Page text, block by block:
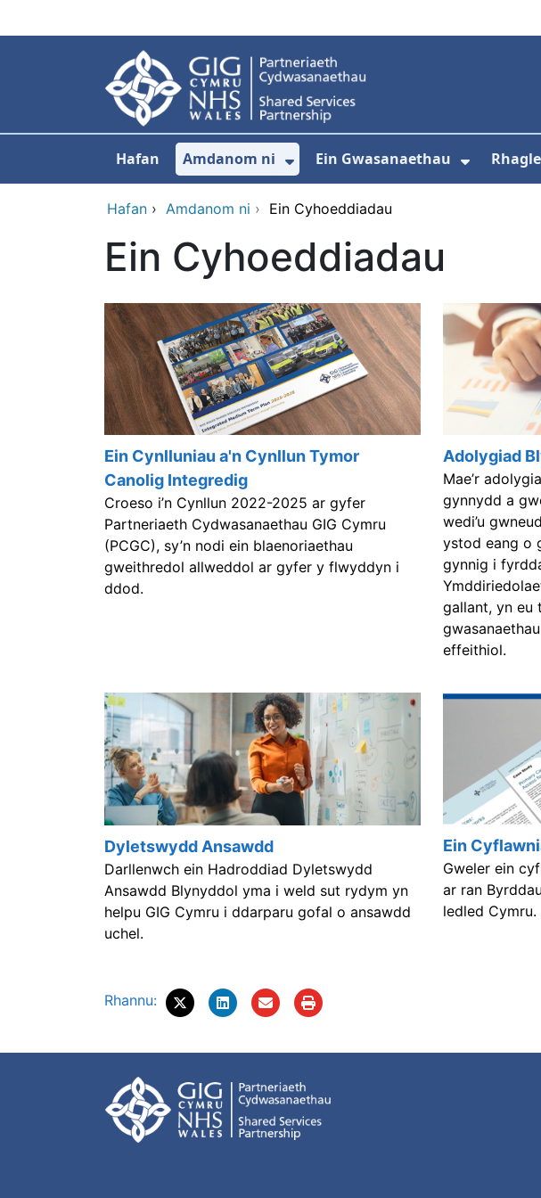
Hafan Amdanom ni
Dangos isddewislen ar gyfer
Ein Gwasanaethau
Hafan › Amdanom ni › Ein Cyhoeddiadau
Ein Cyhoeddiadau
Ein Cynlluniau a'n Cynllun Tymor
Canolig Integredig
Croeso i’n Cynllun 2022-2025 ar gyfer
Partneriaeth Cydwasanaethau GIG Cymru
(PCGC), sy’n nodi ein blaenoriaethau
gweithredol allweddol ar gyfer y flwyddyn i
ddod.
Adolygiad
Mae’r
gynnydd a
wedi’u
ystod eang o
gynnig i
gallant, yn eu
effeithiol.
Dyletswydd Ansawdd
Darllenwch ein Hadroddiad Dyletswydd
Ansawdd Blynyddol yma i weld sut rydym yn
helpu GIG Cymru i ddarparu gofal o ansawdd
uchel.
Ein
Gweler ein
ar ran
ledled Cymru.
Rhannu: